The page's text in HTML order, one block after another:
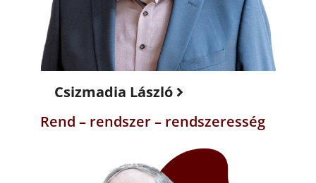
Csizmadia László
Rend – rendszer – rendszeresség